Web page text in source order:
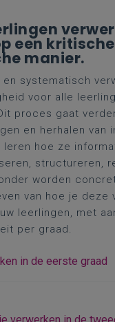
een
manier.
systematisch
voor alle
proces gaat
en herhalen van
hoe ze
structureren,
worden
van hoe je deze
leerlingen, met
per graad.
in de eerste graad